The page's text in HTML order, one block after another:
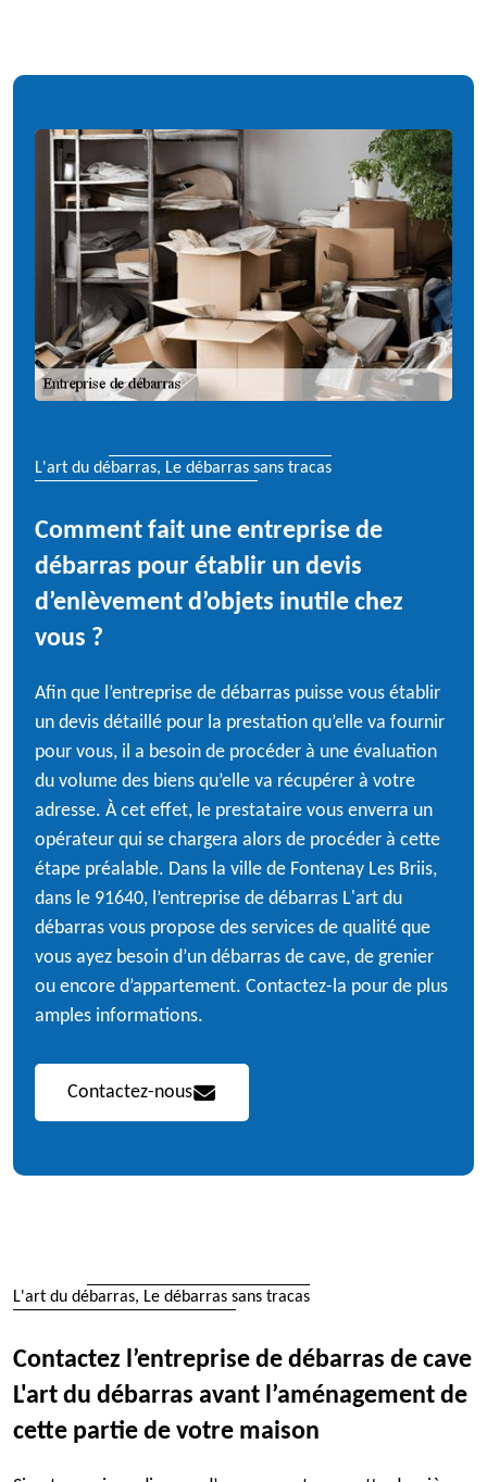
L'art du débarras, Le débarras sans tracas
Comment fait une entreprise de
débarras pour établir un devis
d’enlèvement d’objets inutile chez
vous ?
Afin que l’entreprise de débarras puisse vous établir
un devis détaillé pour la prestation qu’elle va fournir
pour vous, il a besoin de procéder à une évaluation
du volume des biens qu’elle va récupérer à votre
adresse. À cet effet, le prestataire vous enverra un
opérateur qui se chargera alors de procéder à cette
étape préalable. Dans la ville de Fontenay Les Briis,
dans le 91640, l’entreprise de débarras L'art du
débarras vous propose des services de qualité que
vous ayez besoin d’un débarras de cave, de grenier
ou encore d’appartement. Contactez-la pour de plus
amples informations.
Contactez-nous
L'art du débarras, Le débarras sans tracas
Contactez l’entreprise de débarras de cave
L'art du débarras avant l’aménagement de
cette partie de votre maison